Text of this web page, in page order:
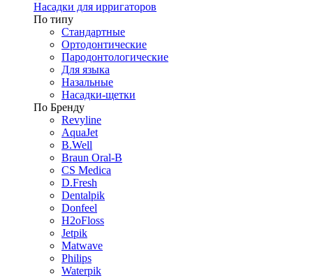
Насадки для ирригаторов
По типу
Стандартные
Ортодонтические
Пародонтологические
Для языка
Назальные
Насадки-щетки
По Бренду
Revyline
AquaJet
B.Well
Braun Oral-B
CS Medica
D.Fresh
Dentalpik
Donfeel
H2oFloss
Jetpik
Matwave
Philips
Waterpik